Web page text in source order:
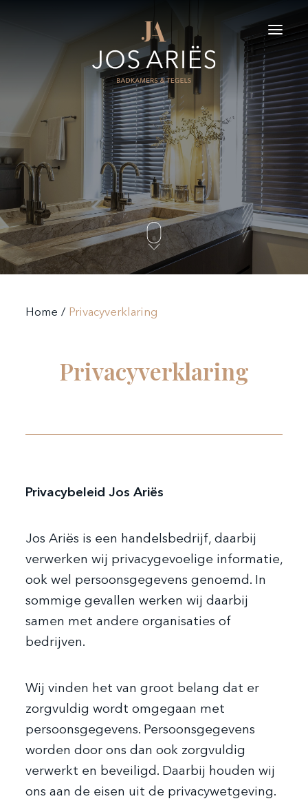
Home Privacyverklaring
Privacyverklaring
Privacybeleid Jos Ariës
Jos Ariës is een handelsbedrijf, daarbij
verwerken wij privacygevoelige informatie,
ook wel persoonsgegevens genoemd. In
sommige gevallen werken wij daarbij
samen met andere organisaties of
bedrijven.
Wij vinden het van groot belang dat er
zorgvuldig wordt omgegaan met
persoonsgegevens. Persoonsgegevens
worden door ons dan ook zorgvuldig
verwerkt en beveiligd. Daarbij houden wij
ons aan de eisen uit de privacywetgeving.